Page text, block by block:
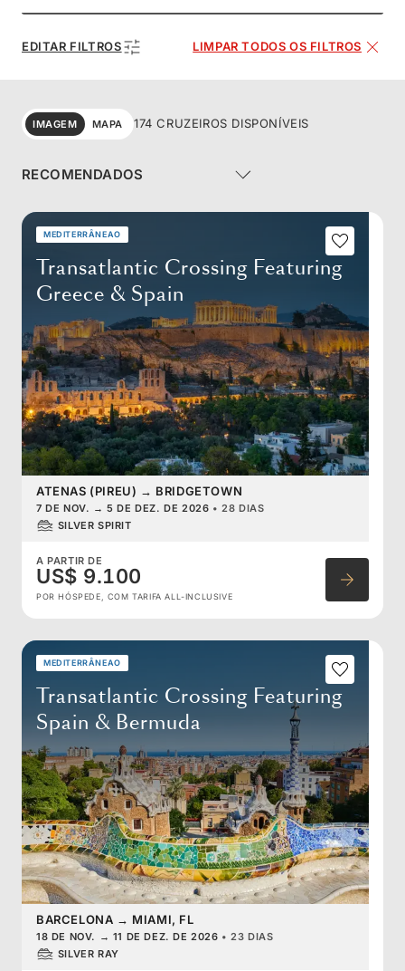
EDITAR FILTROS LIMPAR TODOS OS FILTROS
IMAGEM MAPA 174 CRUZEIROS DISPONÍVEIS
MEDITERRÂNEAO
Transatlantic Crossing Featuring
Greece & Spain
ATENAS (PIREU) → BRIDGETOWN
7 DE NOV. → 5 DE DEZ. DE 2026 •28 DIAS
SILVER SPIRIT
A PARTIR DE
US$ 9.100
POR HÓSPEDE, COM TARIFA ALL-INCLUSIVE
MEDITERRÂNEAO
Transatlantic Crossing Featuring
Spain & Bermuda
BARCELONA → MIAMI, FL
18 DE NOV. → 11 DE DEZ. DE 2026 •23 DIAS
SILVER RAY